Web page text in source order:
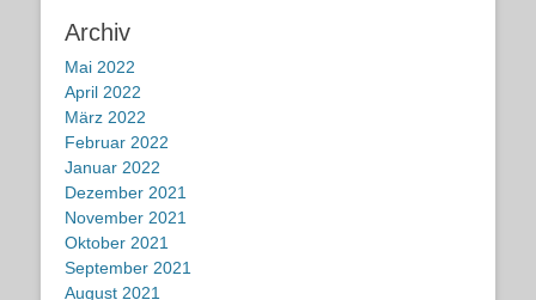
Archiv
Mai 2022
April 2022
März 2022
Februar 2022
Januar 2022
Dezember 2021
November 2021
Oktober 2021
September 2021
August 2021